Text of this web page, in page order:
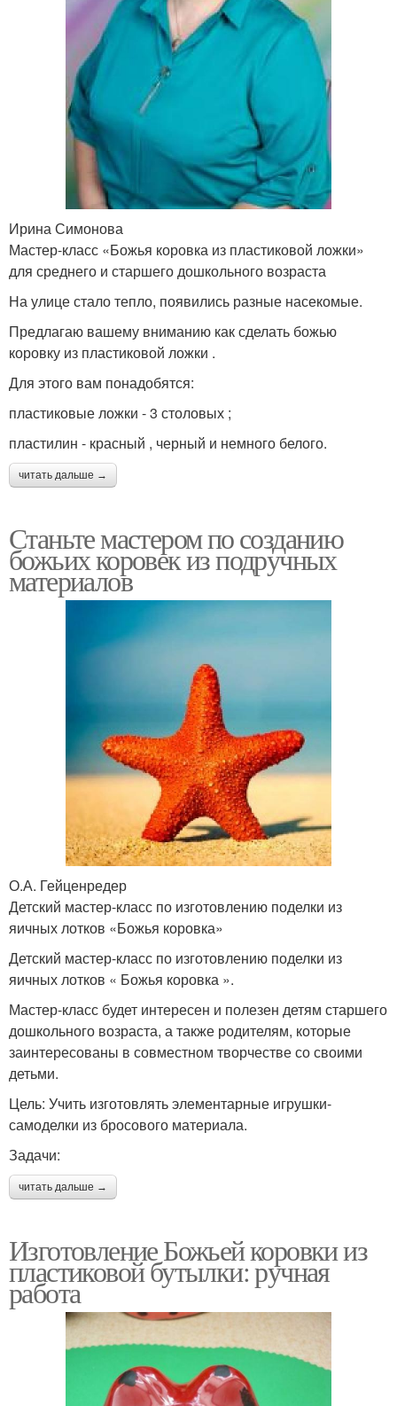
Ирина Симонова
Мастер-класс «Божья коровка из пластиковой ложки»
для среднего и старшего дошкольного возраста
На улице стало тепло, появились разные насекомые.
Предлагаю вашему вниманию как сделать божью
коровку из пластиковой ложки .
Для этого вам понадобятся:
пластиковые ложки - 3 столовых ;
пластилин - красный , черный и немного белого.
читать дальше →
Станьте мастером по созданию
божьих коровек из подручных
материалов
О.А. Гейценредер
Детский мастер-класс по изготовлению поделки из
яичных лотков «Божья коровка»
Детский мастер-класс по изготовлению поделки из
яичных лотков « Божья коровка ».
Мастер-класс будет интересен и полезен детям старшего
дошкольного возраста, а также родителям, которые
заинтересованы в совместном творчестве со своими
детьми.
Цель: Учить изготовлять элементарные игрушки-
самоделки из бросового материала.
Задачи:
читать дальше →
Изготовление Божьей коровки из
пластиковой бутылки: ручная
работа